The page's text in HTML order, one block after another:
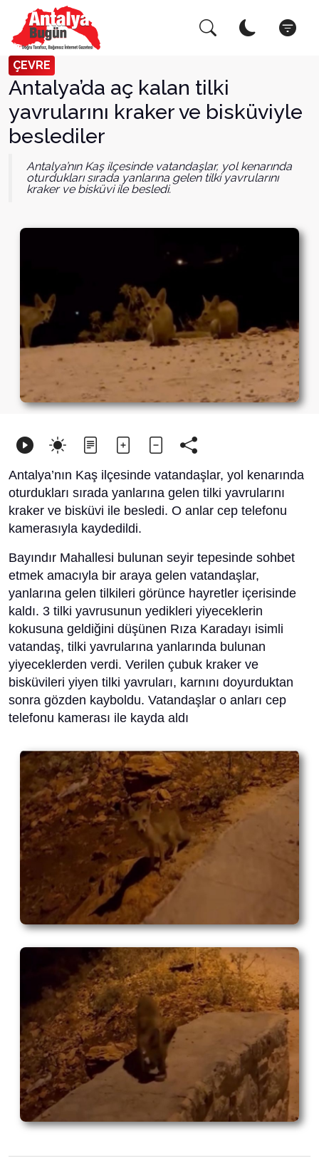
ÇEVRE
Antalya’da aç kalan tilki
yavrularını kraker ve bisküviyle
beslediler
Antalya’nın Kaş ilçesinde vatandaşlar, yol kenarında
oturdukları sırada yanlarına gelen tilki yavrularını
kraker ve bisküvi ile besledi.
Antalya’nın Kaş ilçesinde vatandaşlar, yol kenarında
oturdukları sırada yanlarına gelen tilki yavrularını
kraker ve bisküvi ile besledi. O anlar cep telefonu
kamerasıyla kaydedildi.
Bayındır Mahallesi bulunan seyir tepesinde sohbet
etmek amacıyla bir araya gelen vatandaşlar,
yanlarına gelen tilkileri görünce hayretler içerisinde
kaldı. 3 tilki yavrusunun yedikleri yiyeceklerin
kokusuna geldiğini düşünen Rıza Karadayı isimli
vatandaş, tilki yavrularına yanlarında bulunan
yiyeceklerden verdi. Verilen çubuk kraker ve
bisküvileri yiyen tilki yavruları, karnını doyurduktan
sonra gözden kayboldu. Vatandaşlar o anları cep
telefonu kamerası ile kayda aldı
Arama Yap! Kapat